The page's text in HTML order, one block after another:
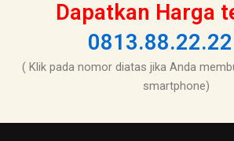
Dapatkan Harga
( Klik pada nomor diatas jika Anda
smartphone)